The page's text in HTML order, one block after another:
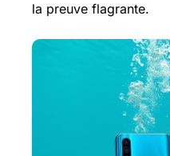
la preuve flagrante.